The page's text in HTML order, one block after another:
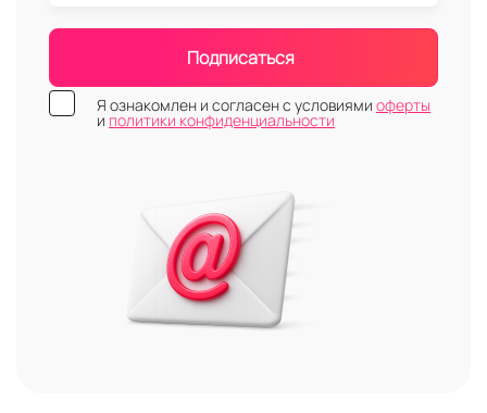
Подписаться
Я ознакомлен и согласен с условиями оферты
и политики конфиденциальности